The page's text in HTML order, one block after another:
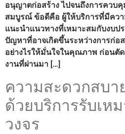
อนุญาตก่อสร้าง ไปจนถึงการควบคุ
สมบูรณ์ ข้อดีคือ ผู้ให้บริการที่มีคว
แนะนำแนวทางที่เหมาะสมกับงบ
ปัญหาที่อาจเกิดขึ้นระหว่างการก่อ
อย่างไรให้มั่นใจในคุณภาพ ก่อนตั
งานที่ผ่านมา […]
ความสะดวกสบา
ด้วยบริการรับเห
วงจร